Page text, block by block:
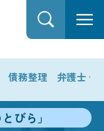
債務整理 弁護士・
びら」